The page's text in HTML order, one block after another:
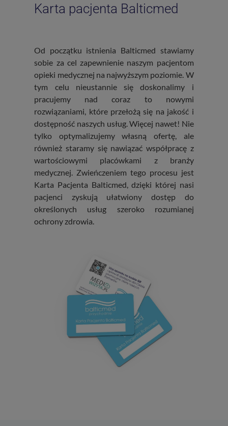
Karta pacjenta Balticmed
Od początku istnienia Balticmed stawiamy
sobie za cel zapewnienie naszym pacjentom
opieki medycznej na najwyższym poziomie. W
tym celu nieustannie się doskonalimy i
pracujemy nad coraz to nowymi
rozwiązaniami, które przełożą się na jakość i
dostępność naszych usług. Więcej nawet! Nie
tylko optymalizujemy własną ofertę, ale
również staramy się nawiązać współpracę z
wartościowymi placówkami z branży
medycznej. Zwieńczeniem tego procesu jest
Karta Pacjenta Balticmed, dzięki której nasi
pacjenci zyskują ułatwiony dostęp do
określonych usług szeroko rozumianej
ochrony zdrowia.